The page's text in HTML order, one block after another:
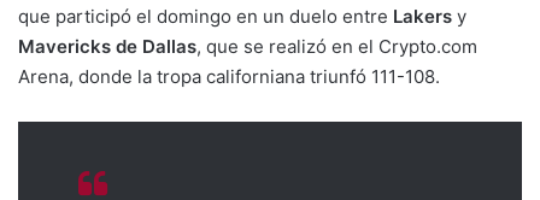
que participó el domingo en un duelo entre Lakers y
Mavericks de Dallas, que se realizó en el Crypto.com
Arena, donde la tropa californiana triunfó 111-108.